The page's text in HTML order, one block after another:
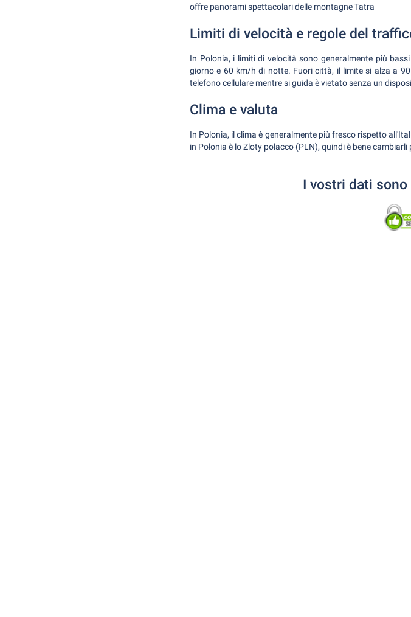
offre panorami spettacolari delle montagne Tatra
Limiti di velocità e regole del
In Polonia, i limiti di velocità sono generalmente più
giorno e 60 km/h di notte. Fuori città, il limite si alza a
telefono cellulare mentre si guida è vietato senza un
Clima e valuta
In Polonia, il clima è generalmente più fresco rispetto
in Polonia è lo Zloty polacco (PLN), quindi è bene
I vostri dati